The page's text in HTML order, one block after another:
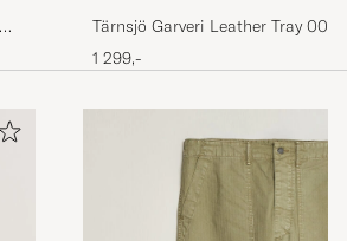
Tärnsjö Garveri Leather Tray 007
1 299,-